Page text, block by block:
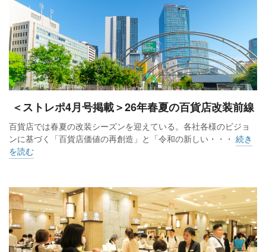
＜ストレポ4月号掲載＞26年春夏の百貨店改装前線
百貨店では春夏の改装シーズンを迎えている。各社各様のビジョ
ンに基づく「百貨店価値の再創造」と「令和の新しい・・・ 続き
を読む